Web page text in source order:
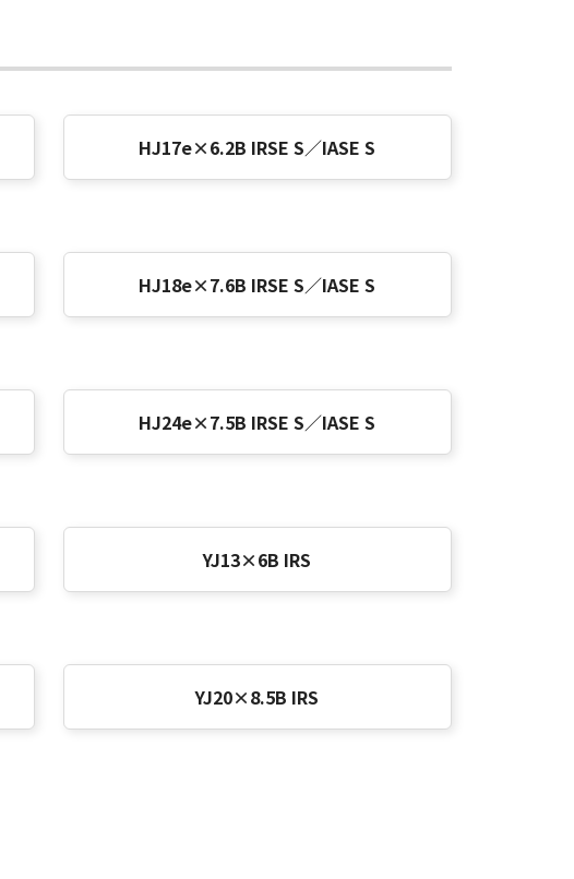
HJ17e×6.2B IRSE S／IASE S
HJ18e×7.6B IRSE S／IASE S
HJ24e×7.5B IRSE S／IASE S
YJ13×6B IRS
YJ20×8.5B IRS